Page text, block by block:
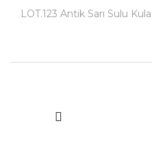
LOT.123 Antik Sarı Sulu